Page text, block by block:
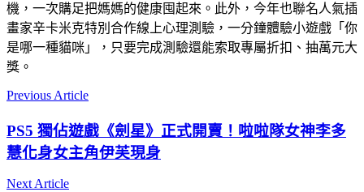
機，一次購足把媽媽的健康囤起來。此外，今年也聯名人氣插
畫家辛卡米克特別合作線上心理測驗，一分鐘體驗小遊戲「你
是哪一種貓咪」，只要完成測驗還能索取專屬折扣、抽萬元大
獎。
Previous Article
PS5 獨佔遊戲《劍星》正式開賣！啦啦隊女神李多
慧化身女主角伊芙現身
Next Article